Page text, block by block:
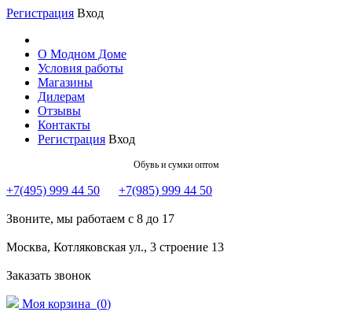
Регистрация Вход
О Модном Доме
Условия работы
Магазины
Дилерам
Отзывы
Контакты
Регистрация Вход
Обувь и сумки оптом
+7(495) 999 44 50 +7(985) 999 44 50
Звоните, мы работаем с 8 до 17
Москва, Котляковская ул., 3 строение 13
Заказать звонок
Моя корзина (0)